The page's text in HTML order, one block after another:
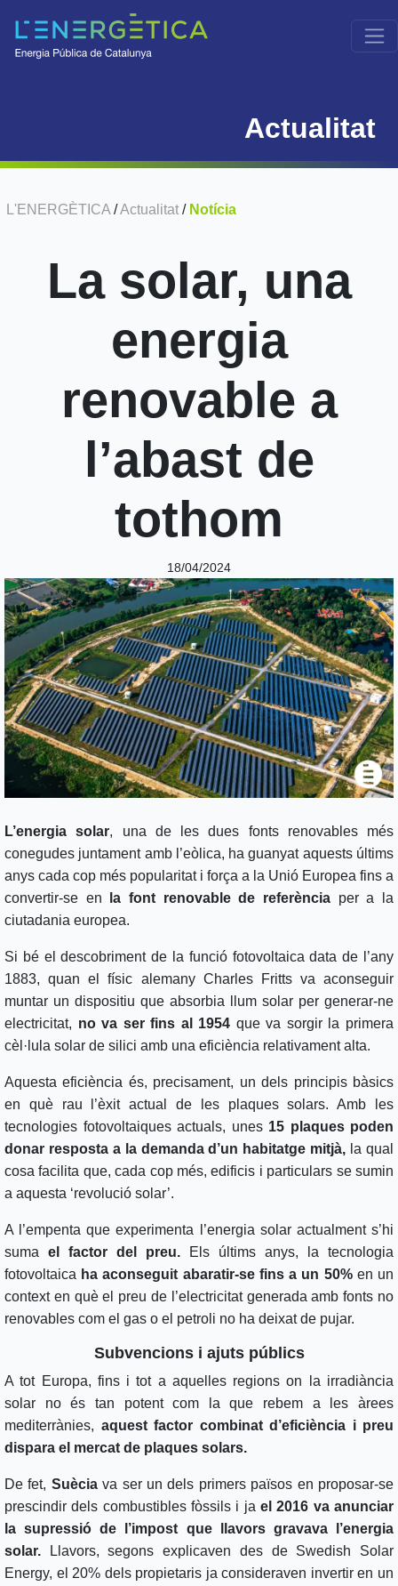
Actualitat
L'ENERGÈTICA /Actualitat / Notícia
La solar, una
energia
renovable a
l’abast de
tothom
18/04/2024
L’energia solar, una de les dues fonts renovables més
conegudes juntament amb l’eòlica, ha guanyat aquests últims
anys cada cop més popularitat i força a la Unió Europea fins a
convertir-se en
la font renovable de referència per a la
ciutadania europea.
Si bé el descobriment de la funció fotovoltaica data de l’any
1883, quan el físic alemany Charles Fritts va aconseguir
muntar un dispositiu que absorbia llum solar per generar-ne
electricitat, no va ser fins al 1954 que va sorgir la primera
cèl·lula solar de silici amb una eficiència relativament alta.
Aquesta eficiència és, precisament, un dels principis bàsics
en què rau l’èxit actual de les plaques solars. Amb les
tecnologies fotovoltaiques actuals, unes 15 plaques poden
donar resposta a la demanda d’un habitatge mitjà, la qual
cosa facilita que, cada cop més, edificis i particulars se sumin
a aquesta ‘revolució solar’.
A l’empenta que experimenta l’energia solar actualment s’hi
suma el factor del preu.
Els últims anys, la tecnologia
fotovoltaica ha aconseguit abaratir-se fins a un 50%en un
context en què el preu de l’electricitat generada amb fonts no
renovables com el gas o el petroli no ha deixat de pujar.
Subvencions i ajuts públics
A tot Europa, fins i tot a aquelles regions on la irradiància
solar no és tan potent com la que rebem a les àrees
mediterrànies, aquest factor combinat d’eficiència i preu
dispara el mercat de plaques solars.
De fet, Suèciava ser un dels primers països en proposar-se
prescindir dels combustibles fòssils i ja el 2016 va anunciar
la supressió de l’impost que llavors gravava l’energia
solar. Llavors, segons explicaven des de Swedish Solar
Energy, el 20% dels propietaris ja consideraven invertir en un